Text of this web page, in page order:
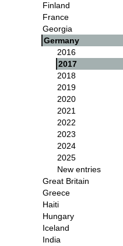
Finland
France
Georgia
Germany
2016
2017
2018
2019
2020
2021
2022
2023
2024
2025
New entries
Great Britain
Greece
Haiti
Hungary
Iceland
India